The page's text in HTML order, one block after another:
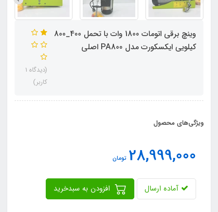
وینچ برقی اتومات 1800 وات با تحمل 400_800
کیلویی ایکسکورت مدل PA800 اصلی
(دیدگاه 1
کاربر)
ویژگی‌های محصول
28,999,000 تومان
آماده ارسال